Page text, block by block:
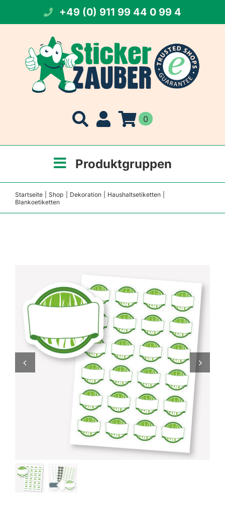
springen
+49 (0) 911 99 44 0 99 4
0
Produktgruppen
Startseite Shop Dekoration
Haushaltsetiketten
Blankoetiketten